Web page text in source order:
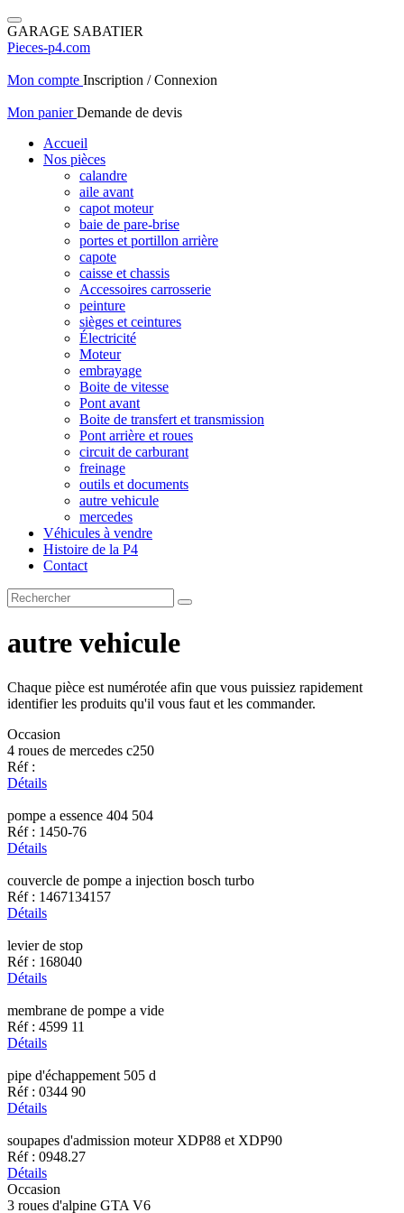
GARAGE SABATIER
Pieces-p4.com
Mon compte Inscription / Connexion
Mon panierDemande de devis
Accueil
Nos pièces
calandre
aile avant
capot moteur
baie de pare-brise
portes et portillon arrière
capote
caisse et chassis
Accessoires carrosserie
peinture
sièges et ceintures
Électricité
Moteur
embrayage
Boite de vitesse
Pont avant
Boite de transfert et transmission
Pont arrière et roues
circuit de carburant
freinage
outils et documents
autre vehicule
mercedes
Véhicules à vendre
Histoire de la P4
Contact
autre vehicule
Chaque pièce est numérotée afin que vous puissiez rapidement
identifier les produits qu'il vous faut et les commander.
Occasion
4 roues de mercedes c250
Réf :
Détails
pompe a essence 404 504
Réf : 1450-76
Détails
couvercle de pompe a injection bosch turbo
Réf : 1467134157
Détails
levier de stop
Réf : 168040
Détails
membrane de pompe a vide
Réf : 4599 11
Détails
pipe d'échappement 505 d
Réf : 0344 90
Détails
soupapes d'admission moteur XDP88 et XDP90
Réf : 0948.27
Détails
Occasion
3 roues d'alpine GTA V6